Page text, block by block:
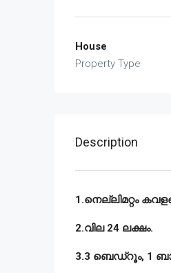
House
Property Type
Description
1.നെല്ലിമറ്റം
2.വില 24 ലക്ഷം.
3.3 ബെഡ്‌റൂം, 1